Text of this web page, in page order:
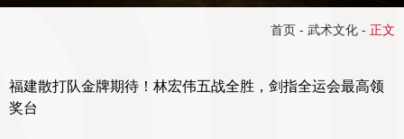
首页 - 武术文化 - 正文
福建散打队金牌期待！林宏伟五战全胜，剑指全运会最高领
奖台